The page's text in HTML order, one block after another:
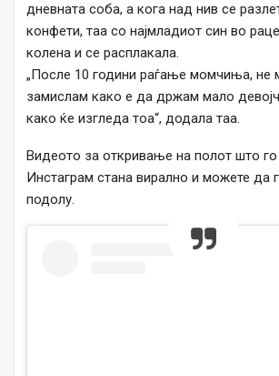
дневната соба, а кога над нив се
конфети, таа со најмладиот син во
колена и се расплакала.
„После 10 години раѓање момчиња,
замислам како е да држам мало
како ќе изгледа тоа“, додала таа.
Видеото за откривање на полот што го
Инстаграм стана вирално и можете да
подолу.